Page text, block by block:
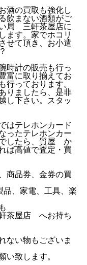
の買取も強化し
飲まない酒類がご
局 三軒茶屋店に
ます。家でホコリ
せて頂き、お小遣
計の販売も行っ
富に取り揃えてお
行っております。
りましたら、是非
下さい。スタッ
テレホンカード
ったテレホンカー
したら、質屋 か
ば高値で査定・買
品券、金券の買
、家電、工具、楽
茶屋店 へお持ち
ない物もございま
致します。